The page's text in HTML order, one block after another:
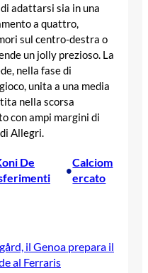
adattarsi sia in una
a quattro,
sul centro-destra o
un jolly prezioso. La
nella fase di
unita a una media
nella scorsa
con ampi margini di
Allegri.
De
•
Calciom
ercato
il Genoa prepara il
al Ferraris